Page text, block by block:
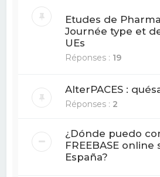
Etudes de
Journée type et
UEs
Réponses : 19
AlterPACES :
Réponses : 2
¿Dónde puedo
FREEBASE
España?